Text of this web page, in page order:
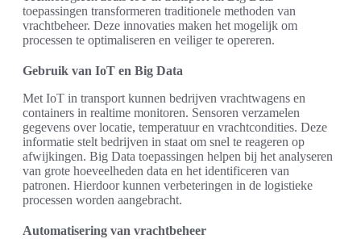
toepassingen transformeren traditionele methoden van
vrachtbeheer. Deze innovaties maken het mogelijk om
processen te optimaliseren en veiliger te opereren.
Gebruik van IoT en Big Data
Met IoT in transport kunnen bedrijven vrachtwagens en
containers in realtime monitoren. Sensoren verzamelen
gegevens over locatie, temperatuur en vrachtcondities. Deze
informatie stelt bedrijven in staat om snel te reageren op
afwijkingen. Big Data toepassingen helpen bij het analyseren
van grote hoeveelheden data en het identificeren van
patronen. Hierdoor kunnen verbeteringen in de logistieke
processen worden aangebracht.
Automatisering van vrachtbeheer